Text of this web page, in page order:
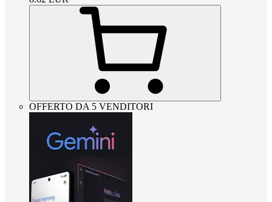
OFFERTO DA 5 VENDITORI